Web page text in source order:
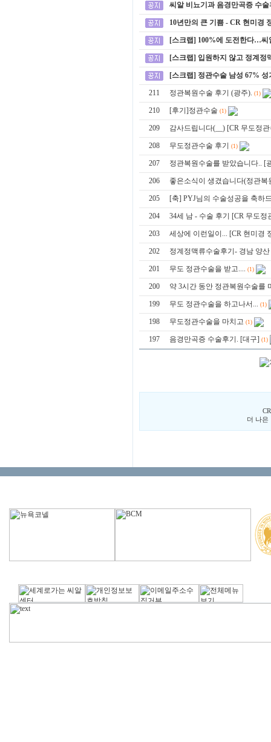
씨알 비뇨기과 음경만곡증 수술
10년만의 큰 기쁨 - CR 현미경
[스크랩] 100%에 도전한다…
[스크랩] 입원하지 않고 정계정
[스크랩] 정관수술 남성 67% 성
211 정관복원수술 후기 (광주). (1)
210 [후기]정관수술 (1)
209 감사드립니다(__) [CR 무도정
208 무도정관수술 후기 (1)
207 정관복원수술를 받았습니다.. [
206 좋은소식이 생겼습니다(정관복
205 [축] PYJ님의 수술성공을 축하
204 34세 남 - 수술 후기 [CR 무도정
203 세상에 이런일이... [CR 현미경
202 정계정맥류수술후기- 경남 양산
201 무도 정관수술을 받고.... (1)
200 약 3시간 동안 정관복원수술를
199 무도 정관수술을 하고나서... (1)
198 무도정관수술을 마치고 (1)
197 음경만곡증 수술후기. [대구] (1)
더 나은